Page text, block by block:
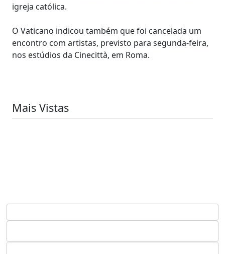
igreja católica.
O Vaticano indicou também que foi cancelada um
encontro com artistas, previsto para segunda-feira,
nos estúdios da Cinecittà, em Roma.
Mais Vistas